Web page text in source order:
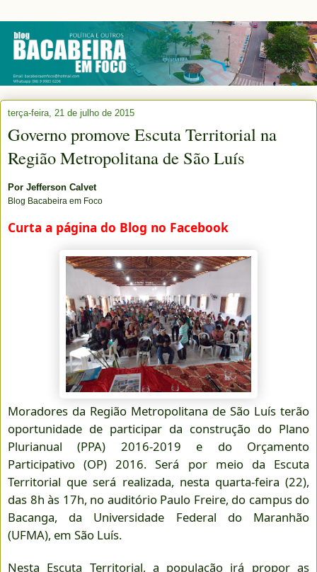
terça-feira, 21 de julho de 2015
Governo promove Escuta Territorial na
Região Metropolitana de São Luís
Por Jefferson Calvet
Blog Bacabeira em Foco
Curta a página do Blog no Facebook
Moradores da Região Metropolitana de São Luís terão
oportunidade de participar da construção do Plano
Plurianual (PPA) 2016-2019 e do Orçamento
Participativo (OP) 2016. Será por meio da Escuta
Territorial que será realizada, nesta quarta-feira (22),
das 8h às 17h, no auditório Paulo Freire, do campus do
Bacanga, da Universidade Federal do Maranhão
(UFMA), em São Luís.
Nesta Escuta Territorial, a população irá propor as